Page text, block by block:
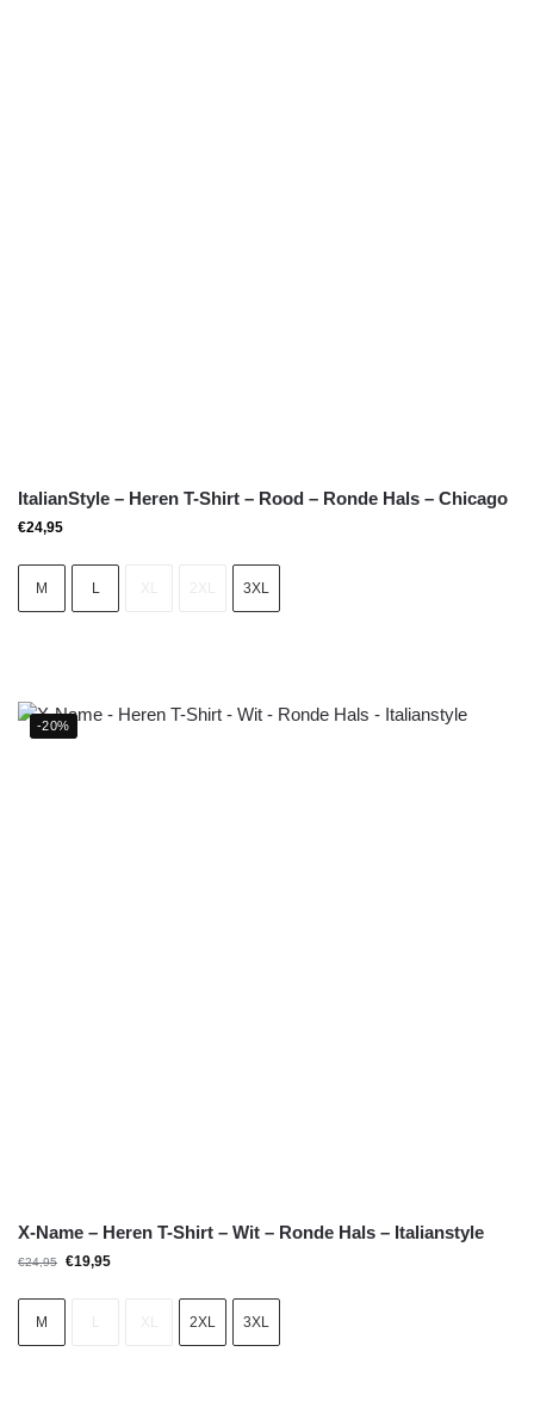
ItalianStyle – Heren T-Shirt – Rood – Ronde Hals – Chicago
€24,95
M L 3XL
-20%
X-Name – Heren T-Shirt – Wit – Ronde Hals – Italianstyle
€24,95 €19,95
M 2XL 3XL